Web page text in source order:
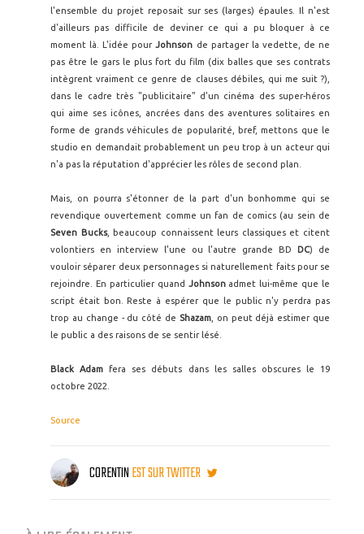
l'ensemble du projet reposait sur ses (larges) épaules. Il n'est
d'ailleurs pas difficile de deviner ce qui a pu bloquer à ce
moment là. L'idée pourJohnson de partager la vedette, de ne
pas être le gars le plus fort du film (dix balles que ses contrats
intègrent vraiment ce genre de clauses débiles, qui me suit ?),
dans le cadre très "publicitaire" d'un cinéma des super-héros
qui aime ses icônes, ancrées dans des aventures solitaires en
forme de grands véhicules de popularité, bref, mettons que le
studio en demandait probablement un peu trop à un acteur qui
n'a pas la réputation d'apprécier les rôles de second plan.
Mais, on pourra s'étonner de la part d'un bonhomme qui se
revendique ouvertement comme un fan de comics (au sein de
Seven Bucks, beaucoup connaissent leurs classiques et citent
volontiers en interview l'une ou l'autre grande BD
DC) de
vouloir séparer deux personnages si naturellement faits pour se
rejoindre. En particulier quand Johnsonadmet lui-même que le
script était bon. Reste à espérer que le public n'y perdra pas
trop au change - du côté de Shazam, on peut déjà estimer que
le public a des raisons de se sentir lésé.
Black Adam fera ses débuts dans les salles obscures le 19
octobre 2022.
Source
CORENTINEST SUR TWITTER